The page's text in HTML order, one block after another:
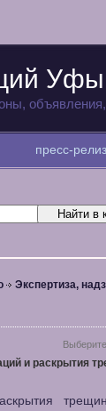
Уфы
пресс-
Экспертиза,
и раскрытия